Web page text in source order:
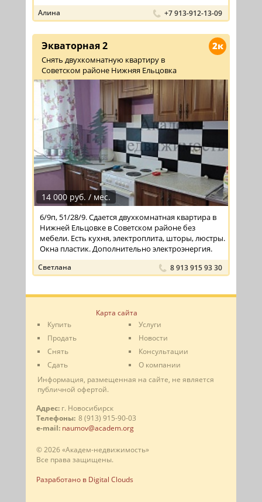
Алина +7 913-912-13-09
2к
Экваторная 2
Снять двухкомнатную квартиру в
Советском районе Нижняя Ельцовка
14 000 руб. / мес.
6/9п, 51/28/9. Сдается двухкомнатная квартира в
Нижней Ельцовке в Советском районе без
мебели. Есть кухня, электроплита, шторы, люстры.
Окна пластик. Дополнительно электроэнергия.
Светлана 8 913 915 93 30
Карта сайта
Купить
Продать
Снять
Сдать
Услуги
Новости
Консультации
О компании
Информация, размещенная на сайте, не является
публичной офертой.
Адрес: г. Новосибирск
Телефоны: 8 (913) 915-90-03
e-mail: naumov@academ.org
© 2026 «Академ-недвижимость»
Все права защищены.
Разработано в Digital Clouds